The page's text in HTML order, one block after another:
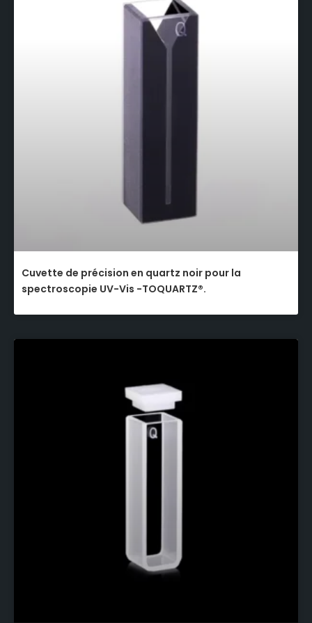
Cuvette de précision en quartz noir pour la
spectroscopie UV-Vis -TOQUARTZ®.